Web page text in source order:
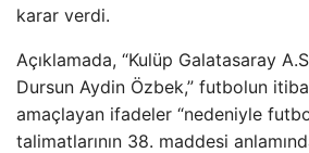
karar verdi.
Açıklamada, “Kulüp Galatasaray
Dursun Aydin Özbek,” futbolun
amaçlayan ifadeler “nedeniyle
talimatlarının 38. maddesi